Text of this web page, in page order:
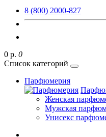
8 (800) 2000-827
0 р. 0
Список категорий
Парфюмерия
Женская
Мужская
Унисекс